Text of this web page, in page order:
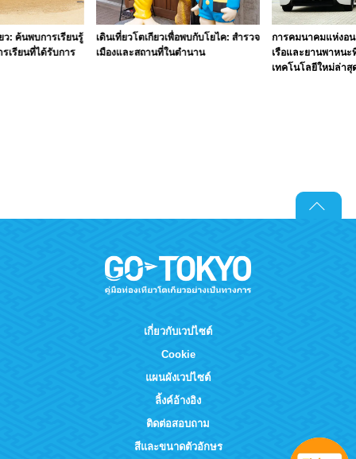
ว: ค้นพบการเรียนรู้
เรียนที่ได้รับการ
เดินเที่ยวโตเกียวเพื่อพบกับโยไค: สำรวจ
เมืองและสถานที่ในตำนาน
การคมนาคมแห่งอ
เรือและยานพาหน
เทคโนโลยีใหม่ล่าสุ
เกี่ยวกับเวปไซต์
Cookie
แผนผังเวปไซต์
ลิ้งค์อ้างอิง
ติดต่อสอบถาม
สีและขนาดตัวอักษร